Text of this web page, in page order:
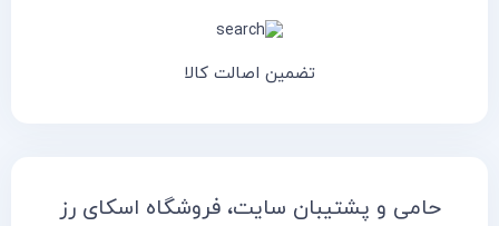
تضمین اصالت کالا
حامی و پشتیبان سایت، فروشگاه اسکای رز